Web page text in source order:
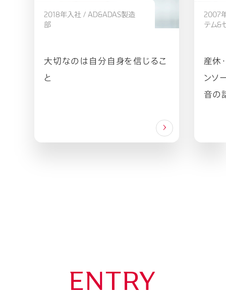
2018年入社 / AD&ADAS製造
部
大切なのは自分自身を信じるこ
と
2007
テム&
産休
ンソ
音の
ENTRY